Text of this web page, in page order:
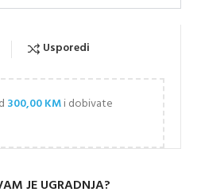
Usporedi
300,00KMi dobivate
JE UGRADNJA?